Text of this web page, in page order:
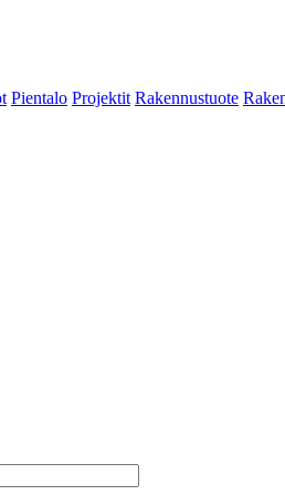
Pientalo Projektit Rakennustuote